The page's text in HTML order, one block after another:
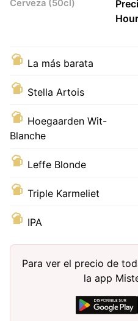
Cerveza (50cl)
Hour
La más barata
Stella Artois
Hoegaarden Wit-
Blanche
Leffe Blonde
Triple Karmeliet
IPA
Para ver el precio de
la app